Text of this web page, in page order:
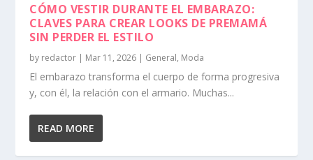
CÓMO VESTIR DURANTE EL EMBARAZO:
CLAVES PARA CREAR LOOKS DE PREMAMÁ
SIN PERDER EL ESTILO
by redactor | Mar 11, 2026 | General, Moda
El embarazo transforma el cuerpo de forma progresiva
y, con él, la relación con el armario. Muchas...
READ MORE